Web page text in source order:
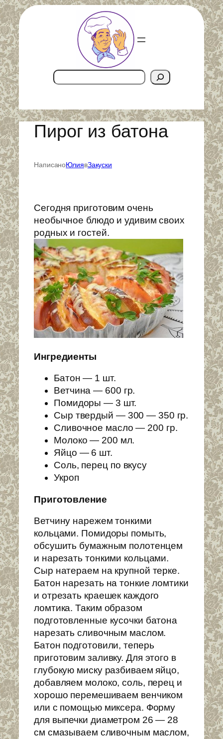
Перейти
к
содержимому
Поиск
Пирог из батона
НаписаноЮлиявЗакуски
Сегодня приготовим очень
необычное блюдо и удивим своих
родных и гостей.
Ингредиенты
Батон — 1 шт.
Ветчина — 600 гр.
Помидоры — 3 шт.
Сыр твердый — 300 — 350 гр.
Сливочное масло — 200 гр.
Молоко — 200 мл.
Яйцо — 6 шт.
Соль, перец по вкусу
Укроп
Приготовление
Ветчину нарежем тонкими
кольцами. Помидоры помыть,
обсушить бумажным полотенцем
и нарезать тонкими кольцами.
Сыр натераем на крупной терке.
Батон нарезать на тонкие ломтики
и отрезать краешек каждого
ломтика. Таким образом
подготовленные кусочки батона
нарезать сливочным маслом.
Батон подготовили, теперь
приготовим заливку. Для этого в
глубокую миску разбиваем яйцо,
добавляем молоко, соль, перец и
хорошо перемешиваем венчиком
или с помощью миксера. Форму
для выпечки диаметром 26 — 28
см смазываем сливочным маслом,